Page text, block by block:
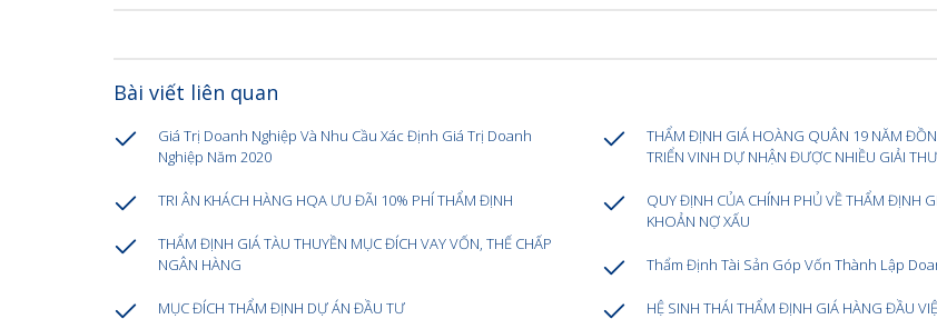
Bài viết liên quan
Giá Trị Doanh Nghiệp Và Nhu Cầu Xác Định Giá Trị Doanh
Nghiệp Năm 2020
TRI ÂN KHÁCH HÀNG HQA ƯU ĐÃI 10% PHÍ THẨM ĐỊNH
THẨM ĐỊNH GIÁ TÀU THUYỀN MỤC ĐÍCH VAY VỐN, THẾ CHẤP
NGÂN HÀNG
MỤC ĐÍCH THẨM ĐỊNH DỰ ÁN ĐẦU TƯ
THẨM ĐỊNH GIÁ HOÀNG QUÂN 19 NĂM
TRIỂN VINH DỰ NHẬN ĐƯỢC NHIỀU GIẢI
QUY ĐỊNH CỦA CHÍNH PHỦ VỀ THẨM ĐỊNH
KHOẢN NỢ XẤU
Thẩm Định Tài Sản Góp Vốn Thành Lập
HỆ SINH THÁI THẨM ĐỊNH GIÁ HÀNG ĐẦU